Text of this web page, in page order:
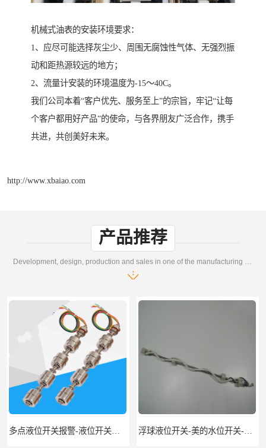
机械式油表的安装环境要求：
1、应尽可能选择灰尘少、周围无腐蚀性气体、无强烈振
动和距热源较远的地方；
2、流量计安装的环境温度为-15～40C。
我们公司本着“客户优先、服务至上”的宗旨，牢记“让每
个客户都用好产品”的使命，与各界朋友广泛合作，携手
共进，共创美好未来。
http://www.xbaiao.com
产品推荐
Development, design, production and sales in one of the manufacturing enterprises
多点液位开关报警-液位开关公司-柏奥 浮球液位开关-美的水位开关-水位计定制-柏奥